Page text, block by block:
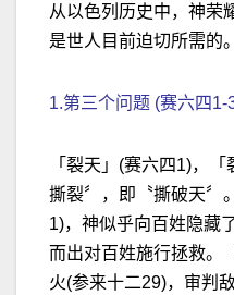
从以色列历史中，神荣
是世人目前迫切所需的。
1.第三个问题 (赛六四1-
「裂天」(赛六四1)，
撕裂〞，即〝撕破天〞
1)，神似乎向百姓隐藏
而出对百姓施行拯救。
火(参来十二29)，审判